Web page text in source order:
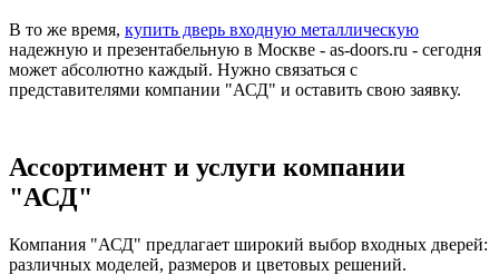
В то же время, купить дверь входную металлическую
надежную и презентабельную в Москве - as-doors.ru - сегодня
может абсолютно каждый. Нужно связаться с
представителями компании "АСД" и оставить свою заявку.
Ассортимент и услуги компании
"АСД"
Компания "АСД" предлагает широкий выбор входных дверей:
различных моделей, размеров и цветовых решений.